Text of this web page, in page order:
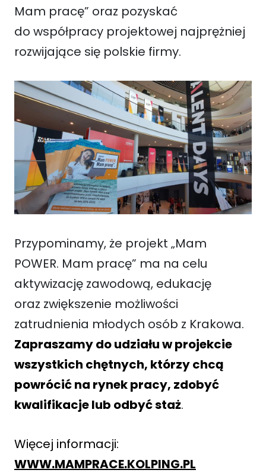
Mam pracę” oraz pozyskać
do współpracy projektowej najprężniej
rozwijające się polskie firmy.
Przypominamy, że projekt „Mam
POWER. Mam pracę” ma na celu
aktywizację zawodową, edukację
oraz zwiększenie możliwości
zatrudnienia młodych osób z Krakowa.
Zapraszamy do udziału w projekcie
wszystkich chętnych, którzy chcą
powrócić na rynek pracy, zdobyć
kwalifikacje lub odbyć staż.
Więcej informacji:
WWW.MAMPRACE.KOLPING.PL